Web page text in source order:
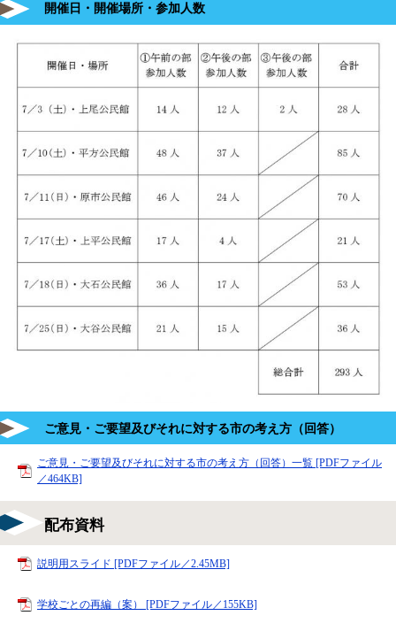
開催日・開催場所・参加人数
ご意見・ご要望及びそれに対する市の考え方（回答）
ご意見・ご要望及びそれに対する市の考え方（回答）一覧 [PDFファイル
／464KB]
配布資料
説明用スライド [PDFファイル／2.45MB]
学校ごとの再編（案） [PDFファイル／155KB]